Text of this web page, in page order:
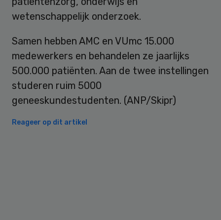
wetenschappelijk onderzoek.
Samen hebben AMC en VUmc 15.000
medewerkers en behandelen ze jaarlijks
500.000 patiënten. Aan de twee instellingen
studeren ruim 5000
geneeskundestudenten. (ANP/Skipr)
Reageer op dit artikel